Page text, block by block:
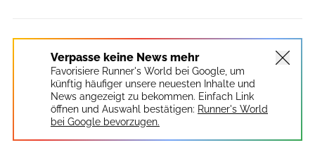
Verpasse keine News mehr
Favorisiere Runner's World bei Google, um
künftig häufiger unsere neuesten Inhalte und
News angezeigt zu bekommen. Einfach Link
öffnen und Auswahl bestätigen: Runner's World
bei Google bevorzugen.